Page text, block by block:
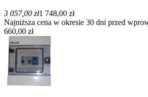
3 057,00 zł1 748,00 zł
Najniższa cena w okresie 30 dni przed
660,00 zł